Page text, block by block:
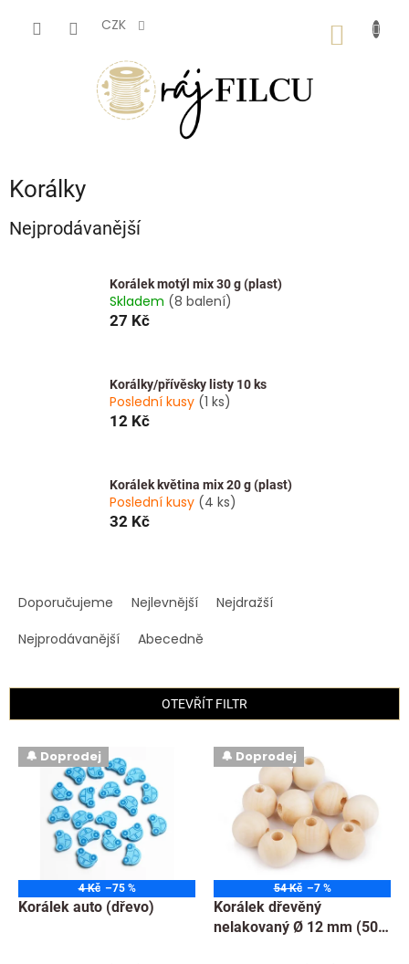
CZK
Korálky
Nejprodávanější
Korálek motýl mix 30 g (plast)
Skladem (8 balení)
27 Kč
Korálky/přívěsky listy 10 ks
Poslední kusy (1 ks)
12 Kč
Korálek květina mix 20 g (plast)
Poslední kusy (4 ks)
32 Kč
r
Doporučujeme Nejlevnější
Nejdražší
Nejprodávanější
Abecedně
OTEVŘÍT FILTR
V 🔔 Doprodej
4 Kč –75 %
Korálek auto (dřevo)
🔔 Doprodej
54 Kč –7 %
Korálek dřevěný
nelakovaný Ø 12 mm (50